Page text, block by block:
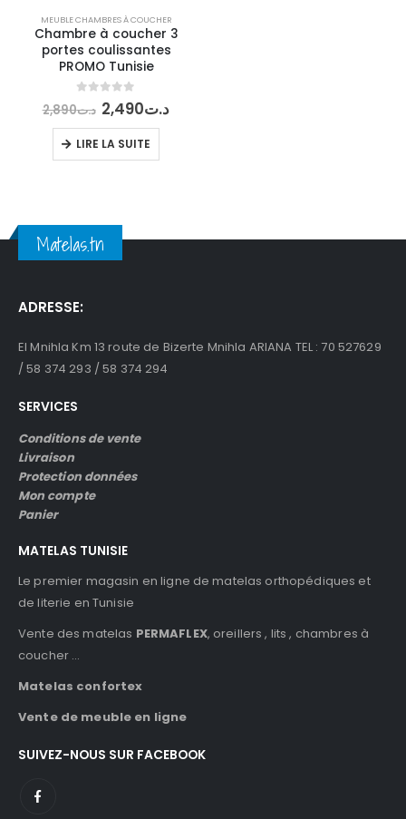
MEUBLE CHAMBRES À COUCHER
Chambre à coucher 3
portes coulissantes
PROMO Tunisie
out of 5د.ت2,890 Le
prix
initial
était :
د.ت2,490 Le
LIRE LA SUITE
Matelas.tn
ADRESSE:
El Mnihla Km 13 route de Bizerte Mnihla ARIANA TEL : 70 527629
/ 58 374 293 / 58 374 294
SERVICES
Conditions de vente
Livraison
Protection données
Mon compte
Panier
MATELAS TUNISIE
Le premier magasin en ligne de matelas orthopédiques et
de literie en Tunisie
Vente des matelas PERMAFLEX, oreillers , lits , chambres à
coucher …
Matelas confortex
Vente de meuble en ligne
SUIVEZ-NOUS SUR FACEBOOK